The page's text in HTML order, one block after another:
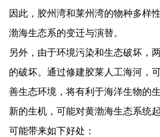
因此，胶州湾和莱州湾的物种多样
渤海生态系的变迁与演替。
另外，由于环境污染和生态破坏，
的破坏。通过修建胶莱人工海河，
善生态环境，将有利于海洋生物的
新的生机，可能对黄渤海生态系统
可能带来如下好处：